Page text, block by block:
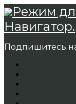
Режим
Навигатор.
Подпишитесь